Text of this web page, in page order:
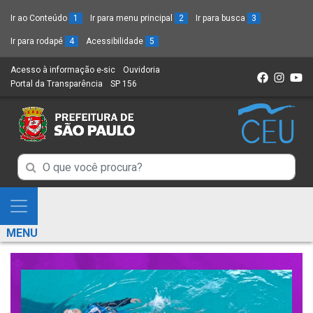
Ir ao Conteúdo 1 Ir para menu principal 2 Ir para busca 3
Ir para rodapé 4 Acessibilidade 5
Acesso à informação e-sic (Link
para
novo
sítio)
Ouvidoria
Portal da Transparência (Link
um
novo
SP 156
Campo
de
Busca
de
informações
Campo
de
de
informações
Mostra
e
Esconde
Menu
MENU